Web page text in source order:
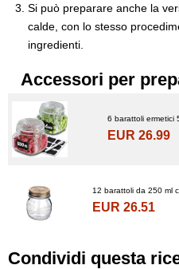
Si può preparare anche la
calde, con lo stesso
ingredienti.
Accessori per
6 barattoli ermetici
EUR 26.99
12 barattoli da 250 ml
EUR 26.51
Condividi questa